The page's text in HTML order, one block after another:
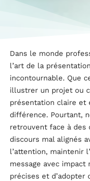
Dans le monde
l’art de la
incontournable. Que
illustrer un projet ou
présentation claire et
différence. Pourtant,
retrouvent face à des
discours mal alignés
l’attention, maintenir
message avec
précises et d’adopter